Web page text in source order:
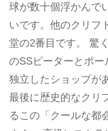
球が数十個浮かんで
いです。他のクリフ
堂の2番目です。 驚
のSSピーターとポ
独立したショップが
最後に歴史的なクリ
るこの「クールな都